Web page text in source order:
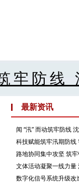
牢防线
最新资讯
闻 “汛” 而动筑牢防线
科技赋能筑牢汛期防
路地协同集中攻坚 筑
文体活动凝聚一线力
数字化信号系统升级